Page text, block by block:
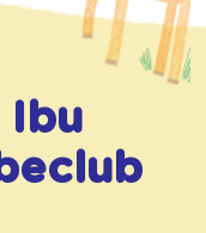
Ibu